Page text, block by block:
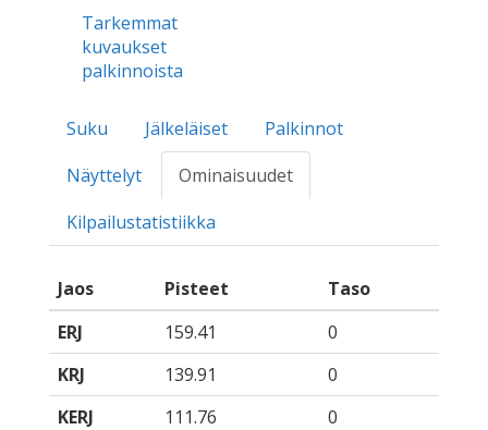
Tarkemmat
kuvaukset
palkinnoista
Suku Jälkeläiset
Palkinnot
Näyttelyt
Ominaisuudet
Kilpailustatistiikka
Jaos Pisteet
Taso
ERJ
159.41
0
KRJ
139.91
0
KERJ
111.76
0